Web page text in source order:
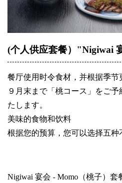
(个人供应套餐）"Nigiwai
餐厅使用时令食材，并根据季节
９月末まで「桃コース」をご
たします。
美味的食物和饮料
根据您的预算，您可以选择五种
Nigiwai 宴会 - Momo（桃子）套